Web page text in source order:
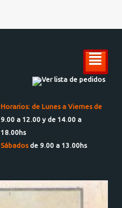
²
Ver lista de pedidos
Horarios: de Lunes a Viernes de
9.00 a 12.00 y de 14.00 a
18.00hs
Sábadosde 9.00 a 13.00hs